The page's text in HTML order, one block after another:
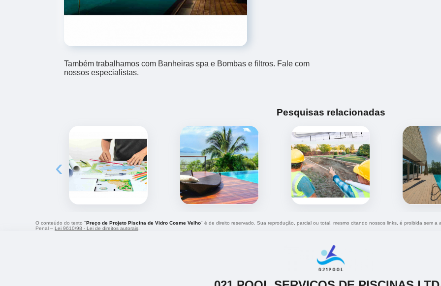
Também trabalhamos com Banheiras spa e Bombas e filtros. Fale com
nossos especialistas.
Pesquisas relacionadas
‹
O conteúdo do texto "Preço de Projeto Piscina de Vidro Cosme Velho" é de direito reservado. Sua reprodução, parcial ou total, mesmo citando nossos links, é proibida sem
Penal – Lei 9610/98 - Lei de direitos autorais